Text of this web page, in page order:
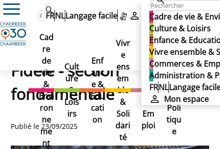
Cadre de vie &
Culture & Loisirs
Enfance &
Vivre ensemble &
Commerces &
Administration &
FRNLLangage
Mon espace
FRNLLangage facile
Mon espace
Cad
re
de
vie
&
Envi
ron
ne
me
nt
Cult
ure
&
Lois
irs
Enf
anc
e &
Edu
cati
on
Vivr
e
ens
em
ble
&
Soli
dari
té
Co
mm
erc
es
&
Em
ploi
Ad
min
istr
atio
n &
Poli
tiqu
e
Enfance & Education
Enseignement
Annuaire des écoles
Institut de la Vierge Fidèle - section fondamentale
Institut de la Vierge
Fidèle - section
fondamentale
Institut de la Vierge Fidèle -
section fondamentale
Publié le 23/09/2025